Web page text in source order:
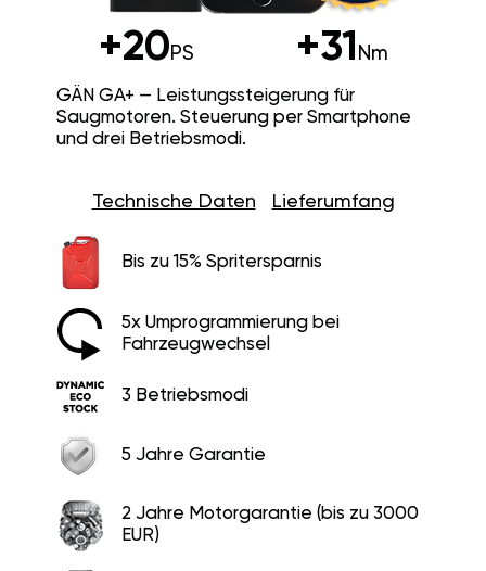
+20PS +31 Nm
GÄN GA+ — Leistungssteigerung für
Saugmotoren. Steuerung per Smartphone
und drei Betriebsmodi.
Technische Daten Lieferumfang
Bis zu 15% Spritersparnis
5x Umprogrammierung bei
Fahrzeugwechsel
3 Betriebsmodi
5 Jahre Garantie
2 Jahre Motorgarantie (bis zu 3000
EUR)